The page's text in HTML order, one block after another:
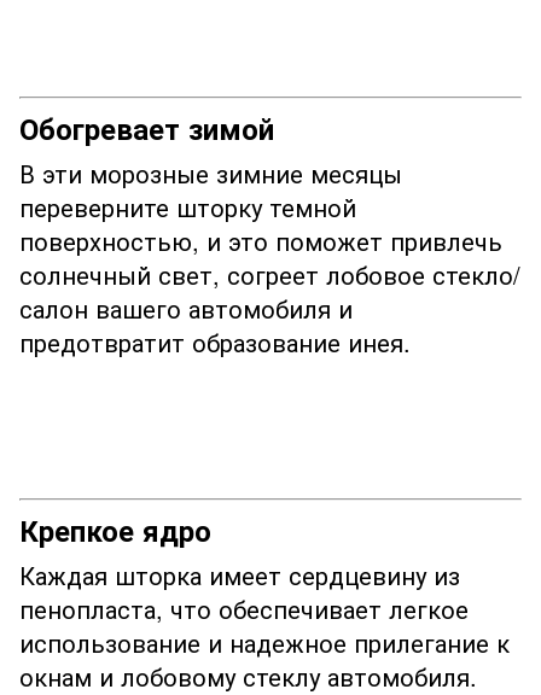
Обогревает зимой
В эти морозные зимние месяцы
переверните шторку темной
поверхностью, и это поможет привлечь
солнечный свет, согреет лобовое стекло/
салон вашего автомобиля и
предотвратит образование инея.
Крепкое ядро
Каждая шторка имеет сердцевину из
пенопласта, что обеспечивает легкое
использование и надежное прилегание к
окнам и лобовому стеклу автомобиля.